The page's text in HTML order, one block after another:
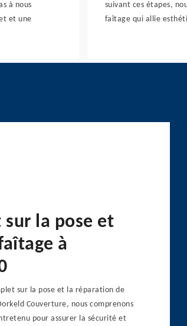
à nous
et une
suivant ces étapes,
faîtage qui allie
la pose et
à
sur la pose et la réparation de
Couverture, nous comprenons
pour assurer la sécurité et